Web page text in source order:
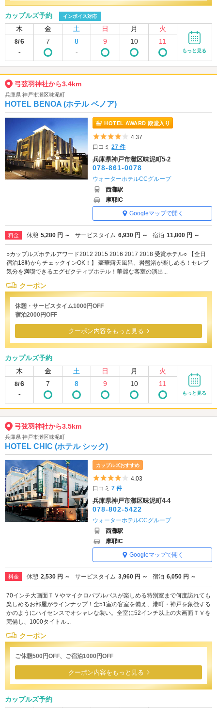
カップルズ予約 インボイス対応
木 金 土 日 月 火
8/6
-
7
8
-
9 10 11
もっと見る
弓弦羽神社から3.4km
兵庫県 神戸市灘区味泥町
HOTEL BENOA (ホテル ベノア)
HOTEL AWARD 殿堂入り
5つ星のうち4
4.37
口コミ27 件
兵庫県神戸市灘区味泥町5-2
078-861-0078
ウォーターホテルCCグループ
西灘駅
摩耶IC
Googleマップで開く
料金 休憩 5,280 円 ～ サービスタイム 6,930 円 ～ 宿泊 11,800 円 ～
○カップルズホテルアワード2012 2015 2016 2017 2018 受賞ホテル○ 【全日
宿泊18時からチェックインOK！】 豪華露天風呂、岩盤浴が楽しめる！セレブ
気分を満喫できるエグゼクティブホテル！華麗な客室の演出...
クーポン
休憩・サービスタイム1000円OFF
宿泊2000円OFF
クーポン内容をもっと見る
カップルズ予約
木
金 土 日 月 火
8/6
-
7 8 9 10 11
もっと見る
弓弦羽神社から3.5km
兵庫県 神戸市灘区味泥町
HOTEL CHIC (ホテル シック)
カップルズおすすめ
5つ星のうち4
4.03
口コミ7 件
兵庫県神戸市灘区味泥町4-4
078-802-5422
ウォーターホテルCCグループ
西灘駅
摩耶IC
Googleマップで開く
料金 休憩 2,530 円 ～ サービスタイム 3,960 円 ～ 宿泊 6,050 円 ～
70インチ大画面ＴＶやマイクロバブルバスが楽しめる特別室まで何度訪れても
楽しめるお部屋がラインナップ！全51室の客室を備え、港町・神戸を象徴する
かのようにハイセンスでオシャレな装い。全室に52インチ以上の大画面ＴＶを
完備し、1000タイトル...
クーポン
ご休憩500円OFF、ご宿泊1000円OFF
クーポン内容をもっと見る
カップルズ予約